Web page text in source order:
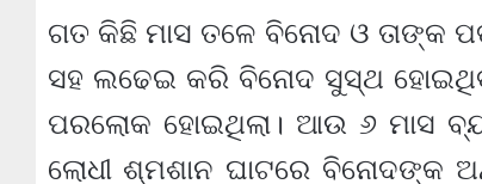
ଗତ କିଛି ମାସ ତଳେ ବିନୋଦ ଓ ତାଙ୍କ
ସହ ଲଢେଇ କରି ବିନୋଦ ସୁସ୍ଥ
ପରଲୋକ ହୋଇଥିଲା। ଆଉ ୬ ମାସ
ଲୋଧୀ ଶ୍ମଶାନ ଘାଟରେ ବିନୋଦଙ୍କ